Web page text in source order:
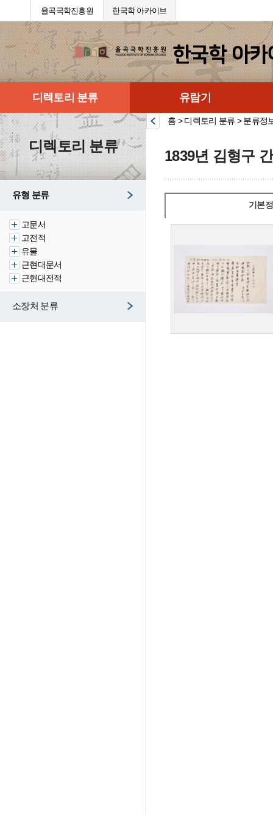
율곡국학진흥원 한국학 아카이브
디렉토리 분류 유람기
디렉토리 분류
유형 분류
고문서
고전적
유물
근현대문서
근현대전적
소장처 분류
홈 > 디렉토리 분류 > 분류정
1839년 김형구
기본